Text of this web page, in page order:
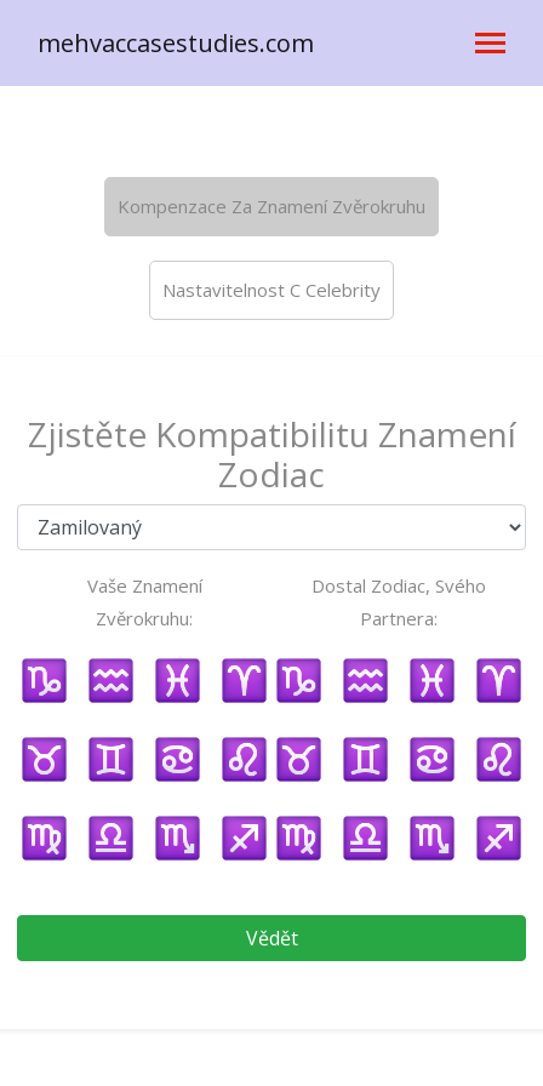
mehvaccasestudies.com
Kompenzace Za Znamení Zvěrokruhu
Nastavitelnost C Celebrity
Zjistěte Kompatibilitu Znamení
Zodiac
Vaše Znamení
Zvěrokruhu:
Dostal Zodiac, Svého
Partnera:
Vědět